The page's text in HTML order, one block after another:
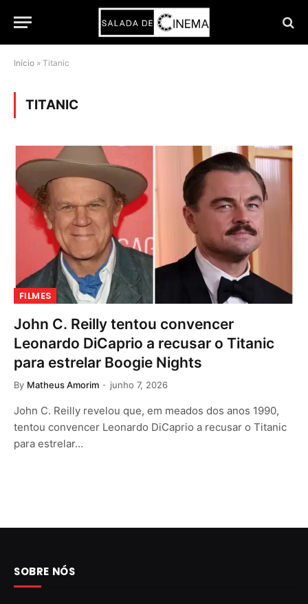
Início » Titanic
TITANIC
FILMES
John C. Reilly tentou convencer
Leonardo DiCaprio a recusar o Titanic
para estrelar Boogie Nights
By Matheus Amorim junho 7, 2026
John C. Reilly revelou que, em meados dos anos 1990,
tentou convencer Leonardo DiCaprio a recusar o Titanic
para estrelar…
SOBRE NÓS